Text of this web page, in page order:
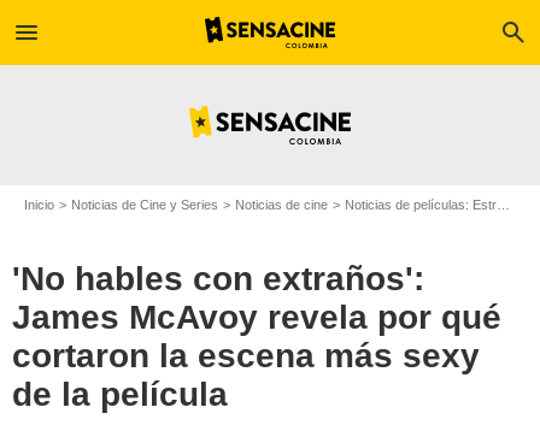
menu search
Inicio Noticias de Cine y Series Noticias de cine Noticias de películas: Estreno de película
'No hables con extraños':
James McAvoy revela por qué
cortaron la escena más sexy
de la película
Reno News & Reviews